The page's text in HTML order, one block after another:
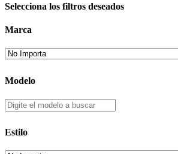
Selecciona los filtros deseados
Marca
Modelo
Estilo